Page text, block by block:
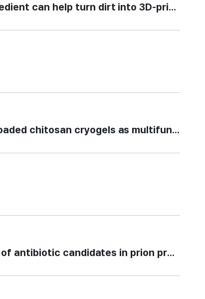
can help turn dirt into 3D-printed
loaded chitosan cryogels as
of antibiotic candidates in prion proteins